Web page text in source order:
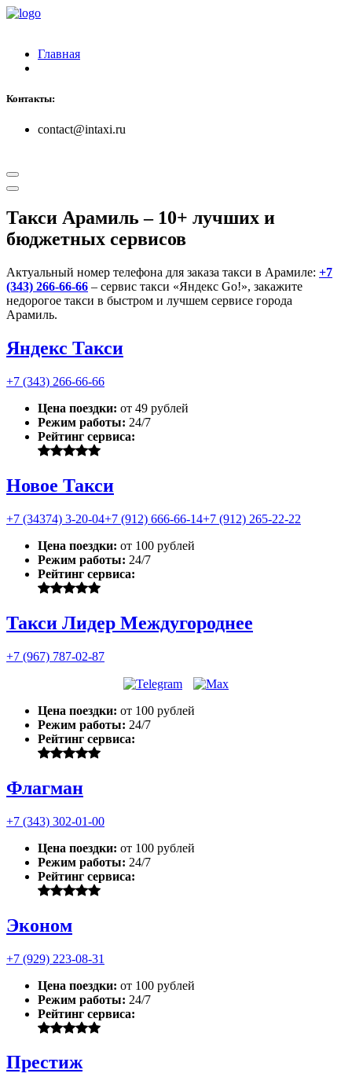
Главная
Контакты:
contact@intaxi.ru
Такси Арамиль – 10+ лучших и
бюджетных сервисов
Актуальный номер телефона для заказа такси в Арамиле: +7
(343) 266-66-66 – сервис такси «Яндекс Go!», закажите
недорогое такси в быстром и лучшем сервисе города
Арамиль.
Яндекс Такси
+7 (343) 266-66-66
Цена поездки: от 49 рублей
Режим работы: 24/7
Рейтинг сервиса:
Новое Такси
+7 (34374) 3-20-04+7 (912) 666-66-14+7 (912) 265-22-22
Цена поездки: от 100 рублей
Режим работы: 24/7
Рейтинг сервиса:
Такси Лидер Междугороднее
+7 (967) 787-02-87
Цена поездки: от 100 рублей
Режим работы: 24/7
Рейтинг сервиса:
Флагман
+7 (343) 302-01-00
Цена поездки: от 100 рублей
Режим работы: 24/7
Рейтинг сервиса:
Эконом
+7 (929) 223-08-31
Цена поездки: от 100 рублей
Режим работы: 24/7
Рейтинг сервиса:
Престиж